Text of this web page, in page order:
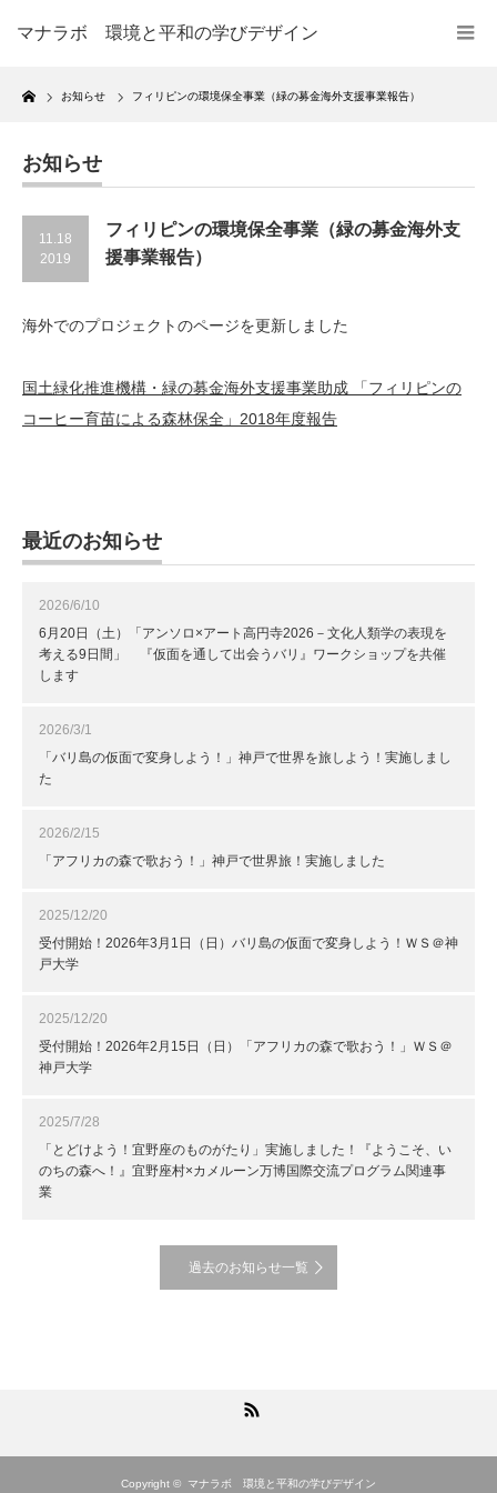
マナラボ 環境と平和の学びデザイン
Home
お知らせ フィリピンの環境保全事業（緑の募金海外支援事業報告）
お知らせ
11.18
2019
フィリピンの環境保全事業（緑の募金海外支
援事業報告）
海外でのプロジェクトのページを更新しました
国土緑化推進機構・緑の募金海外支援事業助成 「フィリピンの
コーヒー育苗による森林保全」2018年度報告
最近のお知らせ
2026/6/10
6月20日（土）「アンソロ×アート高円寺2026－文化人類学の表現を
考える9日間」 『仮面を通して出会うバリ』ワークショップを共催
します
2026/3/1
「バリ島の仮面で変身しよう！」神戸で世界を旅しよう！実施しまし
た
2026/2/15
「アフリカの森で歌おう！」神戸で世界旅！実施しました
2025/12/20
受付開始！2026年3月1日（日）バリ島の仮面で変身しよう！ＷＳ＠神
戸大学
2025/12/20
受付開始！2026年2月15日（日）「アフリカの森で歌おう！」ＷＳ＠
神戸大学
2025/7/28
「とどけよう！宜野座のものがたり」実施しました！『ようこそ、い
のちの森へ！』宜野座村×カメルーン万博国際交流プログラム関連事
業
過去のお知らせ一覧
Copyright © マナラボ 環境と平和の学びデザイン